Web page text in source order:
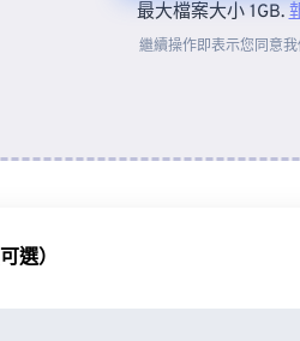
來自裝置
最大檔案大小 1GB.
繼續操作即表示您同意我
選）